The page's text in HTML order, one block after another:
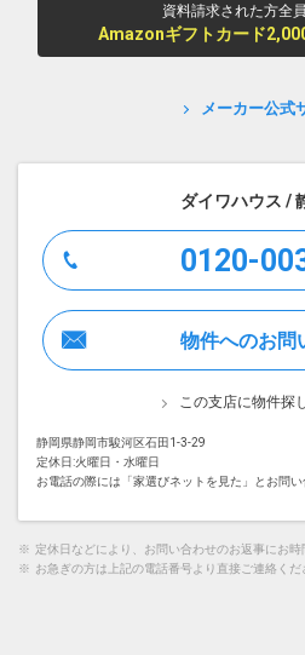
資料請求された方全
Amazonギフトカード
メーカー公式
ダイワハウス /
0120-
物件へのお問
この支店に物件探
静岡県静岡市駿河区石田1-3-29
定休日:火曜日・水曜日
お電話の際には「家選びネットを見た」とお問い
※ 定休日などにより、お問い合わせのお返事にお時
※ お急ぎの方は上記の電話番号より直接ご連絡くだ